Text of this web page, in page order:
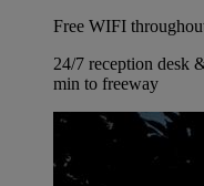
Free WIFI
24/7 reception desk
min to freeway